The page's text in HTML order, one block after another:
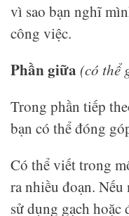
vì sao bạn nghĩ
công việc.
Phần giữa (có thể
Trong phần tiếp
bạn có thể đóng
Có thể viết trong
ra nhiều đoạn.
sử dụng gạch hoặc